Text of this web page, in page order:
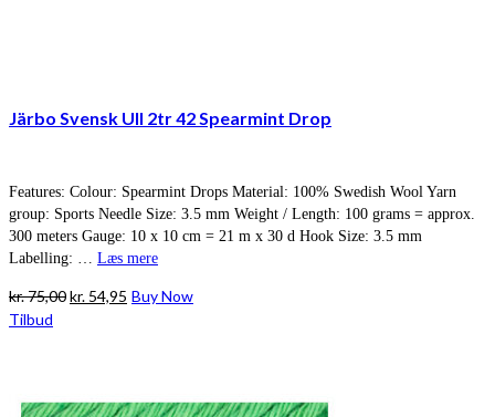
Järbo Svensk Ull 2tr 42 Spearmint Drop
Features: Colour: Spearmint Drops Material: 100% Swedish Wool Yarn
group: Sports Needle Size: 3.5 mm Weight / Length: 100 grams = approx.
300 meters Gauge: 10 x 10 cm = 21 m x 30 d Hook Size: 3.5 mm
Labelling: … Læs mere
kr.75,00Den
kr. 54,95 Den
Buy Now
Tilbud